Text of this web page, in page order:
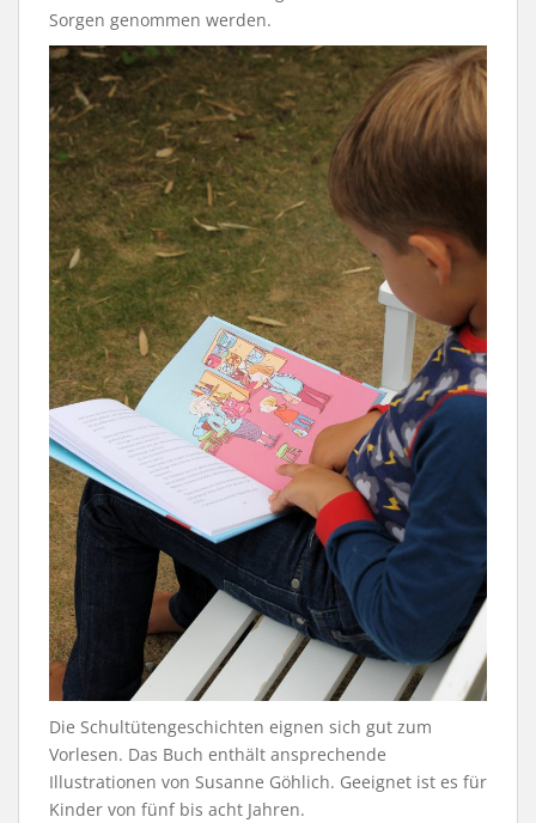
Sorgen genommen werden.
Die Schultütengeschichten eignen sich gut zum
Vorlesen. Das Buch enthält ansprechende
Illustrationen von Susanne Göhlich. Geeignet ist es für
Kinder von fünf bis acht Jahren.